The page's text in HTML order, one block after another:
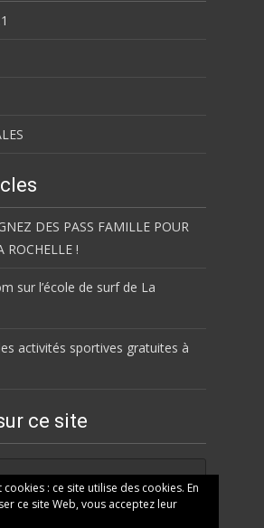
DES PASS FAMILLE POUR
ROCHELLE !
sur l’école de surf de La
activités sportives gratuites à
ce site
: ce site utilise des cookies. En
ce site Web, vous acceptez leur